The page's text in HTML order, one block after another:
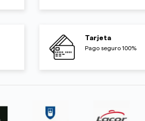
Tarjeta
Pago seguro 100%